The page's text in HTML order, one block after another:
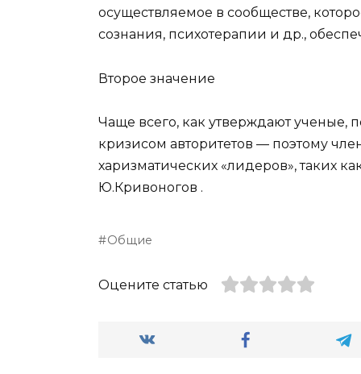
осуществляемое в сообществе,
сознания, психотерапии и др.,
Второе значение
Чаще всего, как утверждают ученые,
кризисом авторитетов — поэтому
харизматических «лидеров», таких
Ю.Кривоногов .
Общие
Оцените статью